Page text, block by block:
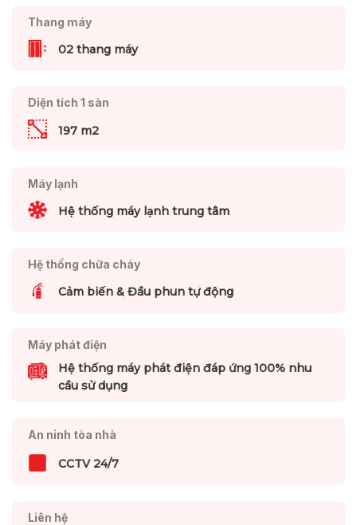
Thang máy
02 thang máy
Diện tích 1 sàn
197 m2
Máy lạnh
Hệ thống máy lạnh trung tâm
Hệ thống chữa cháy
Cảm biến & Đầu phun tự động
Máy phát điện
Hệ thống máy phát điện đáp ứng 100% nhu
cầu sử dụng
An ninh tòa nhà
CCTV 24/7
Liên hệ